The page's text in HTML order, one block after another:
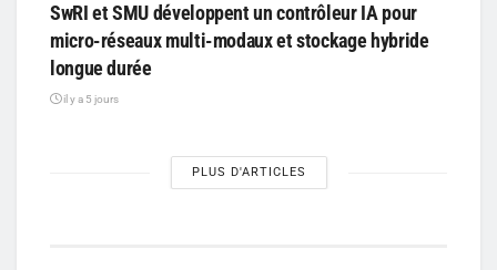
SwRI et SMU développent un contrôleur IA pour
micro-réseaux multi-modaux et stockage hybride
longue durée
il y a 5 jours
PLUS D'ARTICLES